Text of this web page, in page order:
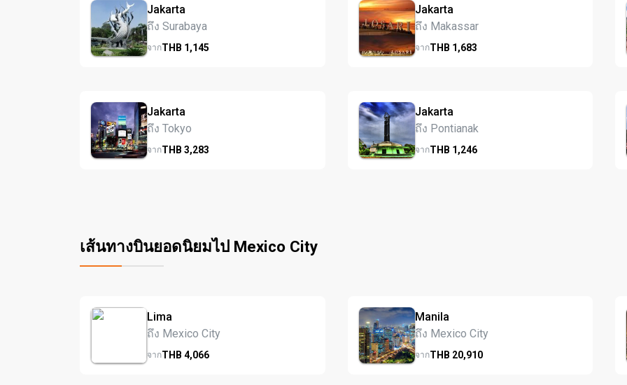
Jakarta
ถึง Surabaya
จากTHB 1,145
Jakarta
ถึง Makassar
จากTHB 1,683
Jakarta
ถึง Tokyo
จากTHB 3,283
Jakarta
ถึง Pontianak
จากTHB 1,246
เส้นทางบินยอดนิยมไป Mexico City
Lima
ถึง Mexico City
จากTHB 4,066
Manila
ถึง Mexico City
จากTHB 20,910